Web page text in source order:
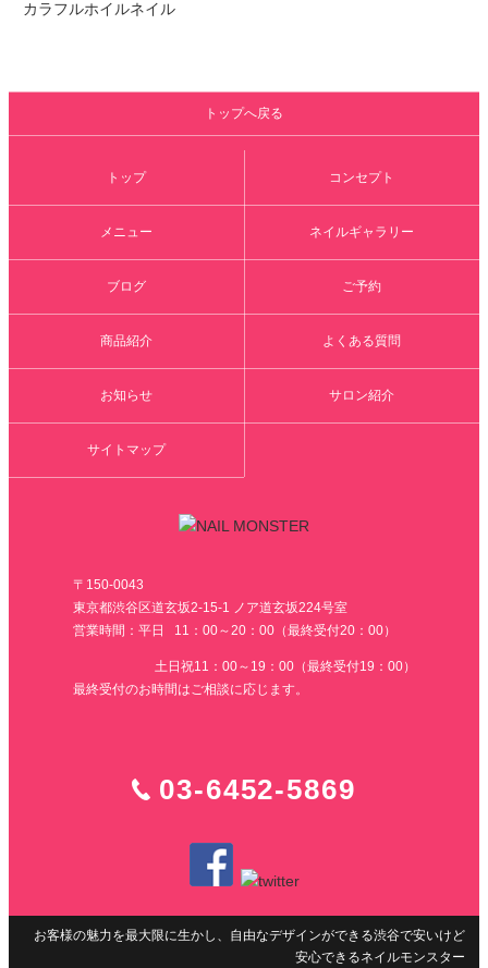
カラフルホイルネイル
トップへ戻る
トップ コンセプト
メニュー ネイルギャラリー
ブログ ご予約
商品紹介 よくある質問
お知らせ サロン紹介
サイトマップ
〒150-0043
東京都渋谷区道玄坂2-15-1 ノア道玄坂224号室
営業時間：平日 11：00～20：00（最終受付20：00）
土日祝11：00～19：00（最終受付19：00）
最終受付のお時間はご相談に応じます。
03-6452-5869
お客様の魅力を最大限に生かし、自由なデザインができる渋谷で安いけど
安心できるネイルモンスター